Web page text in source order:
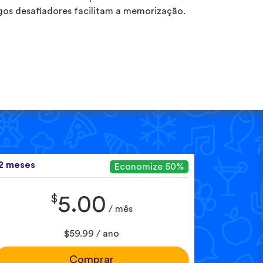
desafiadores facilitam a memorização.
meses Economize 50%
$5.00 / mês
$59.99 / ano
Comprar